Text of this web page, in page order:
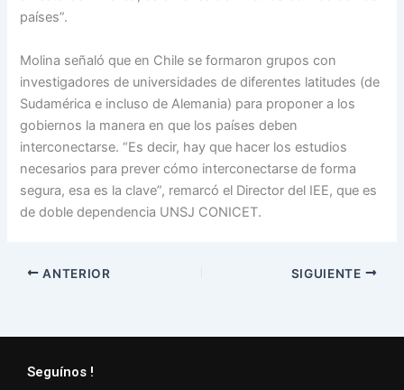
países”.
Molina señaló que en Chile se formaron grupos con
investigadores de universidades de diferentes latitudes (de
Sudamérica e incluso de Alemania) para proponer a los
gobiernos la manera en que los países deben
interconectarse. “Es decir, hay que hacer los estudios
necesarios para prever cómo interconectarse de forma
segura, esa es la clave”, remarcó el Director del IEE, que es
de doble dependencia UNSJ CONICET.
ANTERIOR SIGUIENTE
Seguínos !